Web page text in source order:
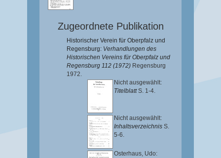
Zugeordnete Publikation
Historischer Verein für Oberpfalz und
Regensburg: Verhandlungen des
Historischen Vereins für Oberpfalz und
Regensburg 112 (1972) Regensburg
1972.
Nicht ausgewählt:
TitelblattS. 1-4.
Nicht ausgewählt:
Inhaltsverzeichnis S.
5-6.
Osterhaus, Udo: